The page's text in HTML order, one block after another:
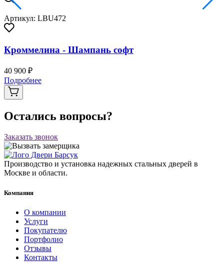
Артикул: LBU472
Кроммелина - Шампань софт
40 900 ₽
Подробнее
Остались вопросы?
Заказать звонок
Производство и установка надежных стальных дверей в
Москве и области.
Компания
О компании
Услуги
Покупателю
Портфолио
Отзывы
Контакты